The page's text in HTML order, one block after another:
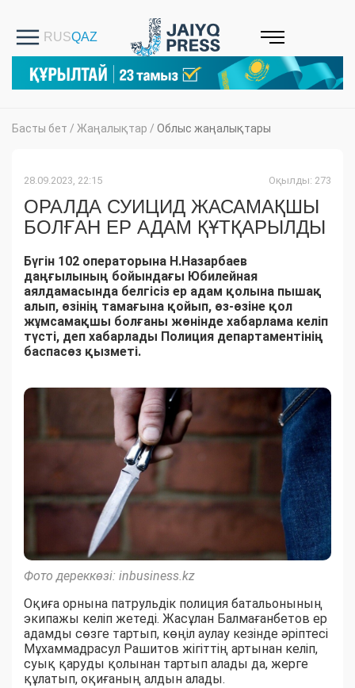
Басты бет / Жаңалықтар / Облыс жаңалықтары
28.09.2023, 22:15 Оқылды: 273
ОРАЛДА СУИЦИД ЖАСАМАҚШЫ
БОЛҒАН ЕР АДАМ ҚҰТҚАРЫЛДЫ
Бүгін 102 операторына Н.Назарбаев
даңғылының бойындағы Юбилейная
аялдамасында белгісіз ер адам қолына пышақ
алып, өзінің тамағына қойып, өз-өзіне қол
жұмсамақшы болғаны жөнінде хабарлама келіп
түсті, деп хабарлады Полиция департаментінің
баспасөз қызметі.
Фото дереккөзі: inbusiness.kz
Оқиға орнына патрульдік полиция батальонының
экипажы келіп жетеді. Жасұлан Балмағанбетов ер
адамды сөзге тартып, көңіл аулау кезінде әріптесі
Мұхаммадрасул Рашитов жігіттің артынан келіп,
суық қаруды қолынан тартып алады да, жерге
құлатып, оқиғаның алдын алады.